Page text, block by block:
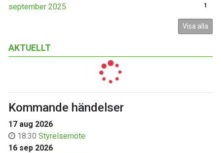
september 2025 1
Visa alla
AKTUELLT
Kommande händelser
17 aug 2026
18:30 Styrelsemöte
16 sep 2026